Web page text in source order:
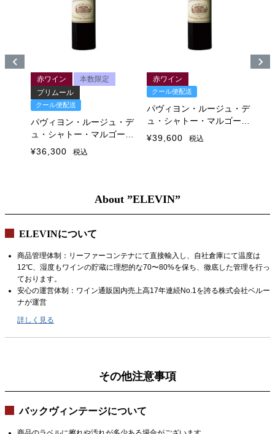
赤ワイン
本数限定
プリムール
クール便配送
パヴィヨン・ルージュ・デ
ュ・シャトー・マルゴー
2018
¥36,300 税込
赤ワイン
クール便配送
パヴィヨン・ルージュ・デ
ュ・シャトー・マルゴー
2016
¥39,600 税込
About ”ELEVIN”
ELEVINについて
商品管理体制：リーファーコンテナにて直接輸入し、自社倉庫にて温度は
12℃、湿度もワインの貯蔵に理想的な70〜80%を保ち、徹底した管理を行っ
ております。
安心の運営体制：ワイン通販国内売上高17年連続No.1を誇る株式会社ベルー
ナが運営
詳しく見る
その他注意事項
バックヴィンテージについて